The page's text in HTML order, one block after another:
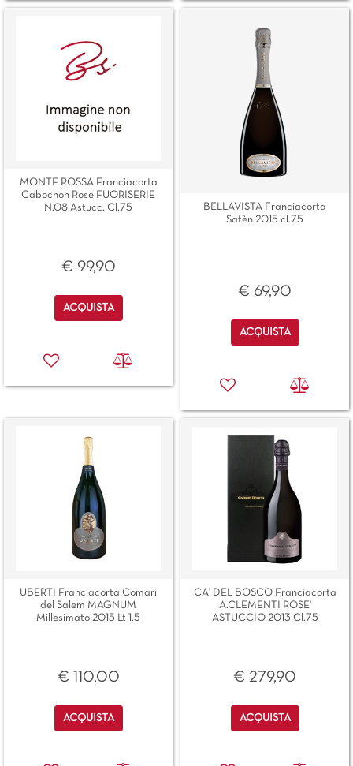
MONTE ROSSA Franciacorta
Cabochon Rose FUORISERIE
N.08 Astucc. Cl.75
€ 99,90
Quantità
ACQUISTA
BELLAVISTA Franciacorta
Satèn 2015 cl.75
€ 69,90
Quantità
ACQUISTA
UBERTI Franciacorta Comari
del Salem MAGNUM
Millesimato 2015 Lt 1.5
€ 110,00
Quantità
ACQUISTA
CA' DEL BOSCO Franciacorta
A.CLEMENTI ROSE'
ASTUCCIO 2013 Cl.75
€ 279,90
Quantità
ACQUISTA